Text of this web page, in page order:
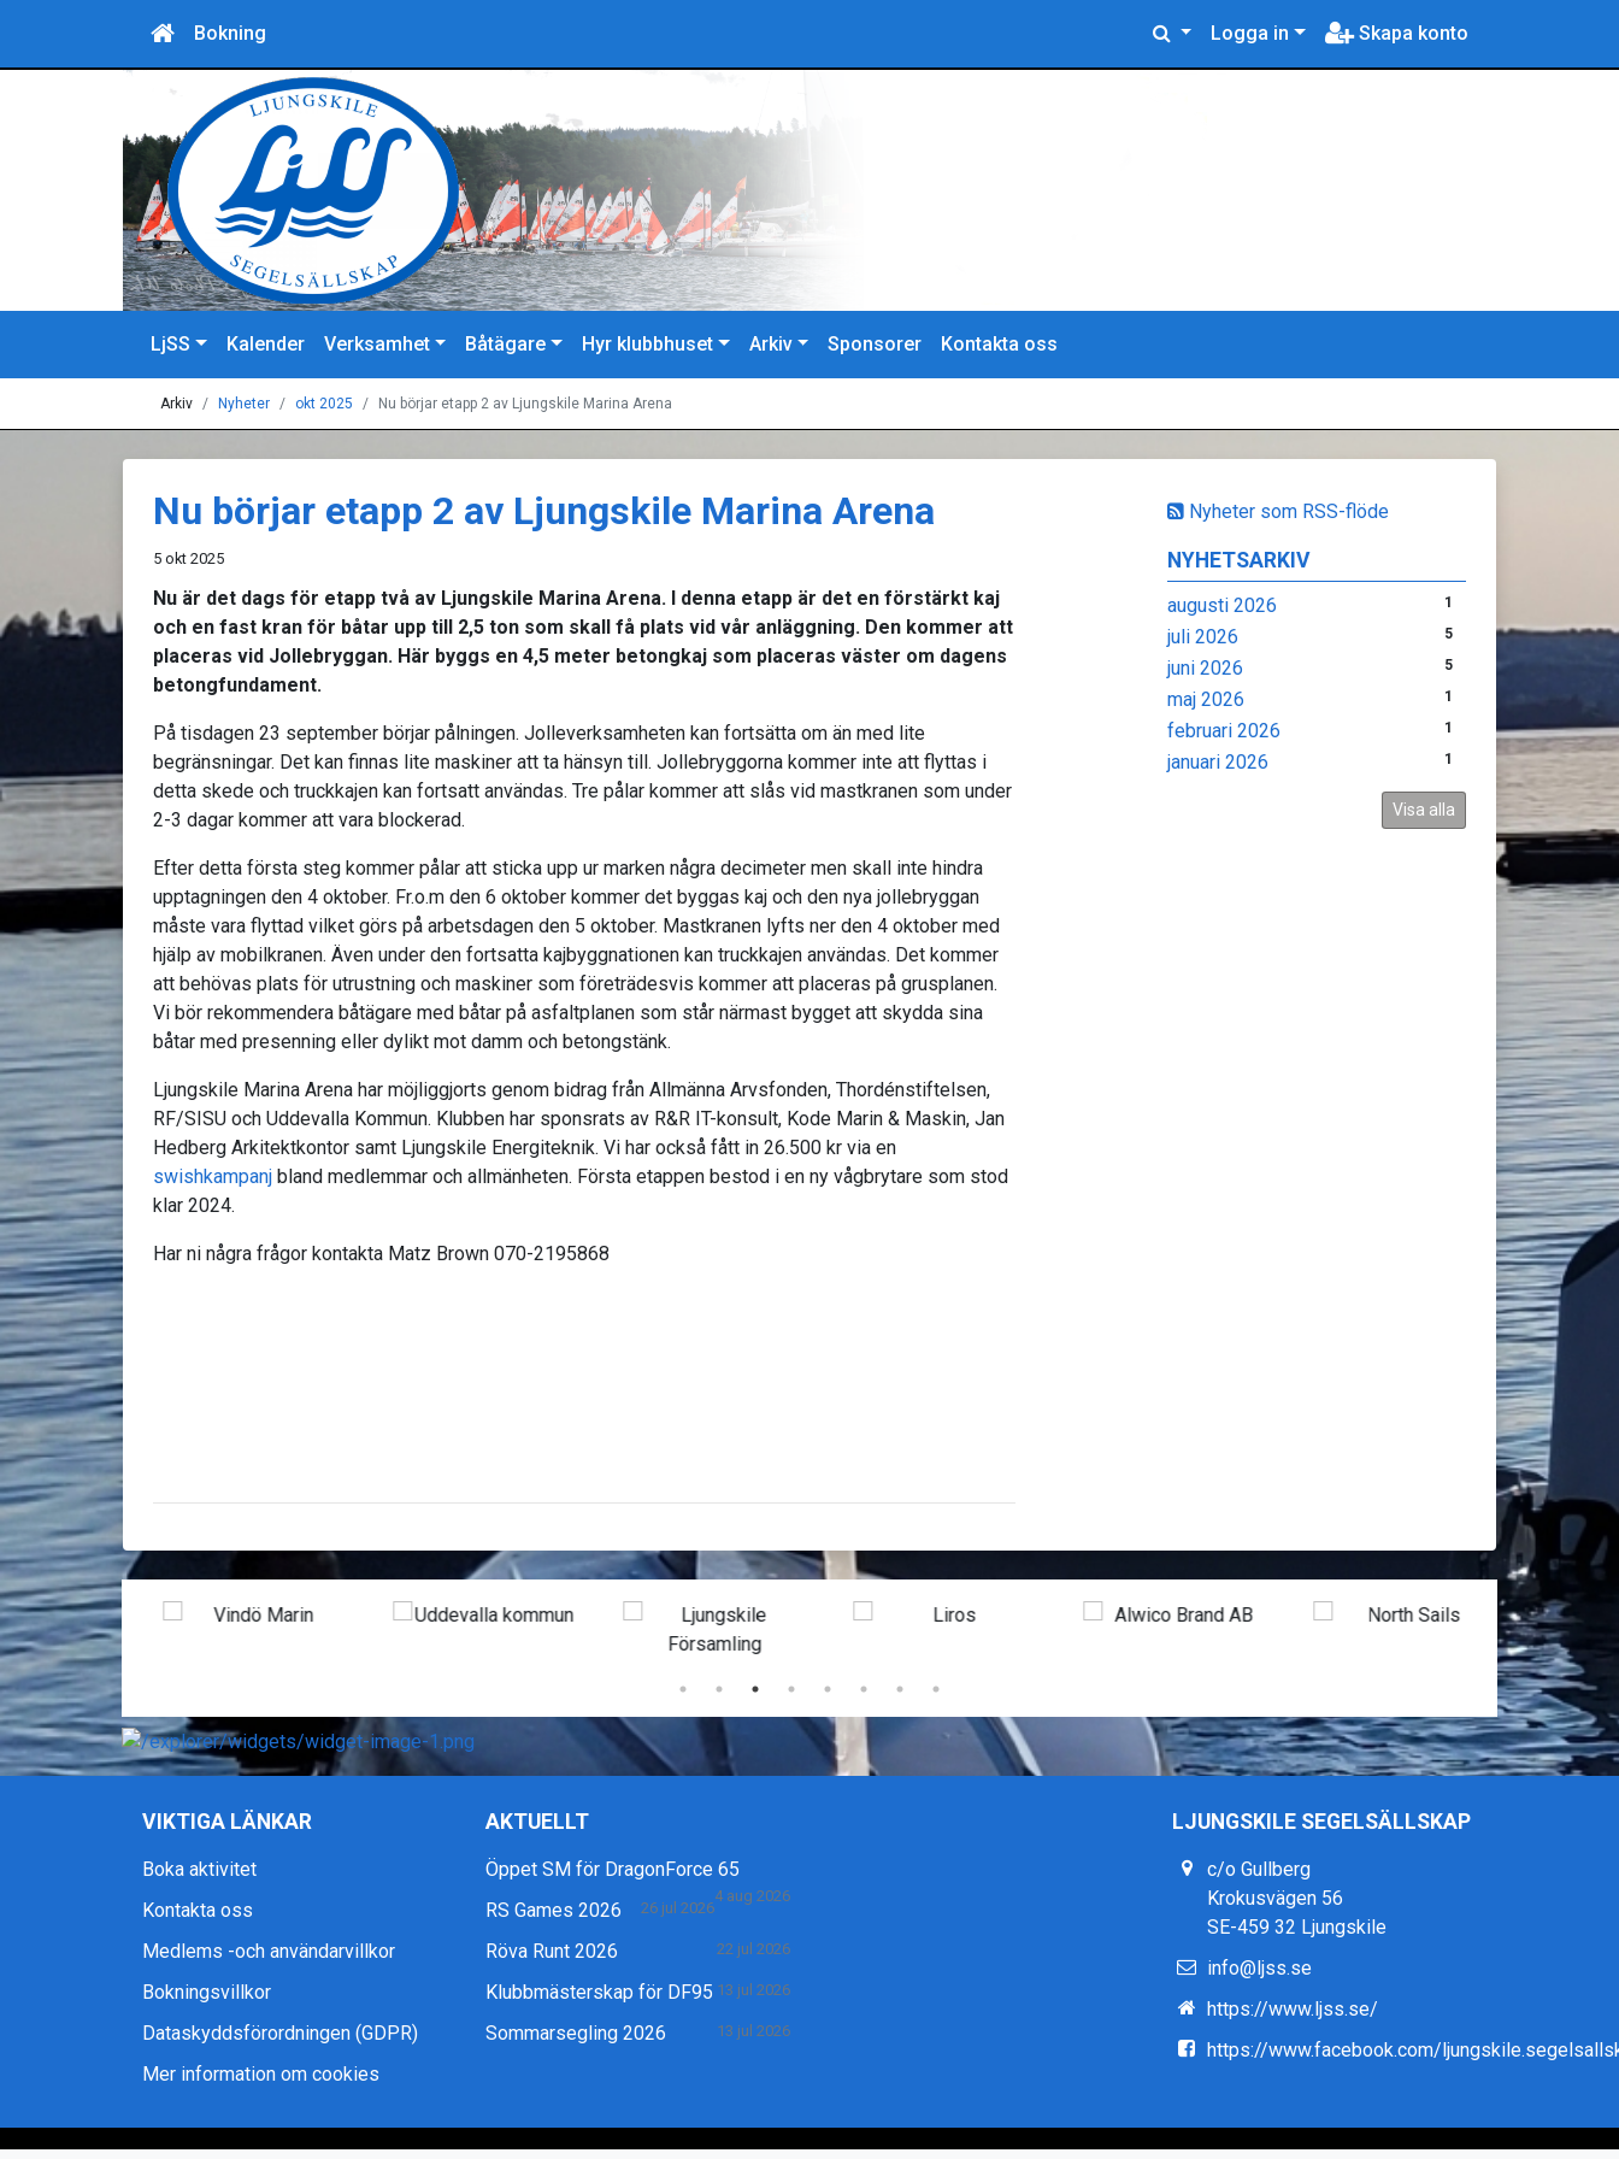
Bokning Logga in Skapa konto
LjSS Kalender Verksamhet Båtägare Hyr klubbhuset Arkiv Sponsorer Kontakta oss
Arkiv Nyheter okt 2025 Nu börjar etapp 2 av Ljungskile Marina Arena
Nyheter som RSS-flöde
NYHETSARKIV
augusti 2026 1
juli 2026 5
juni 2026 5
maj 2026 1
februari 2026 1
januari 2026 1
Visa alla
Nu börjar etapp 2 av Ljungskile Marina Arena
5 okt 2025
Nu är det dags för etapp två av Ljungskile Marina Arena. I denna etapp är det en förstärkt kaj
och en fast kran för båtar upp till 2,5 ton som skall få plats vid vår anläggning. Den kommer att
placeras vid Jollebryggan. Här byggs en 4,5 meter betongkaj som placeras väster om dagens
betongfundament.
På tisdagen 23 september börjar pålningen. Jolleverksamheten kan fortsätta om än med lite
begränsningar. Det kan finnas lite maskiner att ta hänsyn till. Jollebryggorna kommer inte att flyttas i
detta skede och truckkajen kan fortsatt användas. Tre pålar kommer att slås vid mastkranen som under
2-3 dagar kommer att vara blockerad.
Efter detta första steg kommer pålar att sticka upp ur marken några decimeter men skall inte hindra
upptagningen den 4 oktober. Fr.o.m den 6 oktober kommer det byggas kaj och den nya jollebryggan
måste vara flyttad vilket görs på arbetsdagen den 5 oktober. Mastkranen lyfts ner den 4 oktober med
hjälp av mobilkranen. Även under den fortsatta kajbyggnationen kan truckkajen användas. Det kommer
att behövas plats för utrustning och maskiner som företrädesvis kommer att placeras på grusplanen.
Vi bör rekommendera båtägare med båtar på asfaltplanen som står närmast bygget att skydda sina
båtar med presenning eller dylikt mot damm och betongstänk.
Ljungskile Marina Arena har möjliggjorts genom bidrag från Allmänna Arvsfonden, Thordénstiftelsen,
RF/SISU och Uddevalla Kommun. Klubben har sponsrats av R&R IT-konsult, Kode Marin & Maskin, Jan
Hedberg Arkitektkontor samt Ljungskile Energiteknik. Vi har också fått in 26.500 kr via en
swishkampanj bland medlemmar och allmänheten. Första etappen bestod i en ny vågbrytare som stod
klar 2024.
Har ni några frågor kontakta Matz Brown 070-2195868
VIKTIGA LÄNKAR
Boka aktivitet
Kontakta oss
Medlems -och användarvillkor
Bokningsvillkor
Dataskyddsförordningen (GDPR)
Mer information om cookies
AKTUELLT
Öppet SM för DragonForce 65
4 aug 2026
RS Games 2026 26 jul 2026
Röva Runt 2026 22 jul 2026
Klubbmästerskap för DF95 13 jul 2026
Sommarsegling 2026 13 jul 2026
LJUNGSKILE SEGELSÄLLSKAP
c/o Gullberg
Krokusvägen 56
SE-459 32 Ljungskile
info@ljss.se
https://www.ljss.se/
https://www.facebook.com/